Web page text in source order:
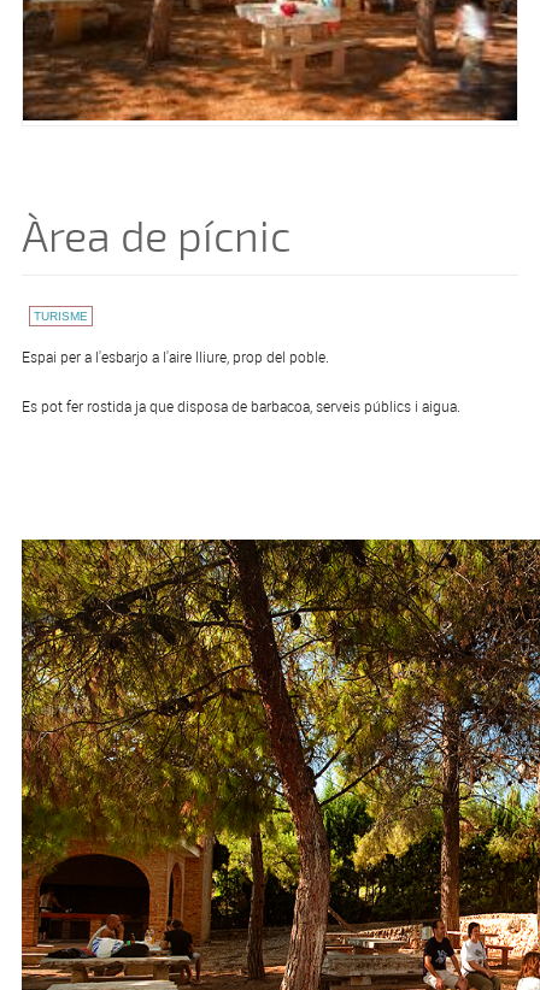
Àrea de pícnic
TURISME
Espai per a l'esbarjo a l'aire lliure, prop del poble.
Es pot fer rostida ja que disposa de barbacoa, serveis públics i aigua.